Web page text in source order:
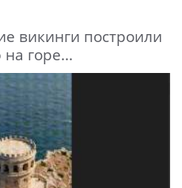
викинги построили
горе...